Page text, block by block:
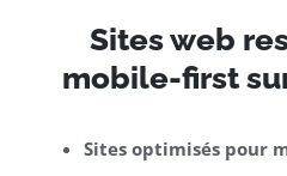
Sites web
mobile-first
Sites optimisés pour